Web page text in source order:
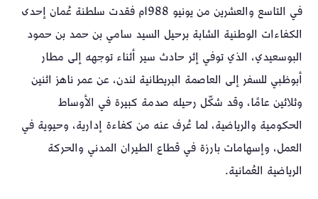
في التاسع والعشرين من يونيو 1988م فقدت سلطنة عُمان إحدى
الكفاءات الوطنية الشابة برحيل السيد سامي بن حمد بن حمود
البوسعيدي، الذي توفي إثر حادث سير أثناء توجهه إلى مطار
أبوظبي للسفر إلى العاصمة البريطانية لندن، عن عمر ناهز اثنين
وثلاثين عامًا، وقد شكّل رحيله صدمة كبيرة في الأوساط
الحكومية والرياضية، لما عُرف عنه من كفاءة إدارية، وحيوية في
العمل، وإسهامات بارزة في قطاع الطيران المدني والحركة
الرياضية العُمانية.